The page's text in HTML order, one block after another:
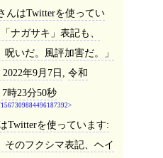
んはTwitterを使ってい
ナガサキ」表記も、
呪いだ。風評加害だ。」
年9月7日
令和
時23分50秒
Twitterを使っています:
そのフクシマ表記、ヘイ